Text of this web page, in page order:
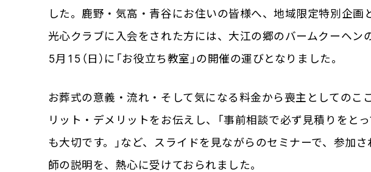
した。鹿野・気高・青谷にお住いの皆様へ、地域限定特別企画
光心クラブに入会をされた方には、大江の郷のバームクーヘン
5月15（日）に「お役立ち教室」の開催の運びとなりました。
お葬式の意義・流れ・そして気になる料金から喪主としてのこ
リット・デメリットをお伝えし、「事前相談で必ず見積りをと
も大切です。」など、スライドを見ながらのセミナーで、参加
師の説明を、熱心に受けておられました。